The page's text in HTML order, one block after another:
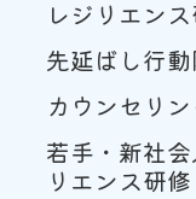
レジリエン
先延ばし行
カウンセリ
若手・新社
リエンス研修